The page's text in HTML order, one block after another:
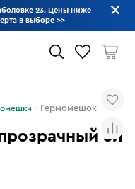
23. Цены ниже
в выборе >>
5л
Гермомешок